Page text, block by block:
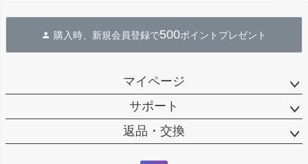
へ
購入時、新規会員登録で500ポイントプレゼント
マイページ
サポート
返品・交換